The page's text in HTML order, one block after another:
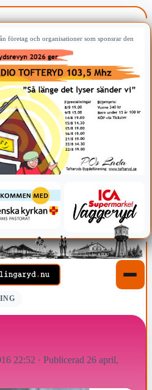
företag och organisationer som sponsrar den
22:52 · Publicerad 26 april,